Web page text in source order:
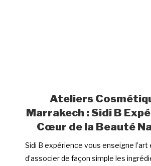
Ateliers
Marrakech : Sidi B
Cœur de la Beauté
Sidi B expérience vous enseigne l’art
d’associer de façon simple les